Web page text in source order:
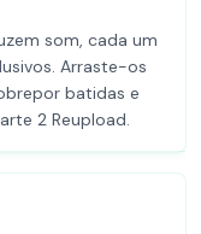
som, cada um
Arraste-os
batidas e
2 Reupload.